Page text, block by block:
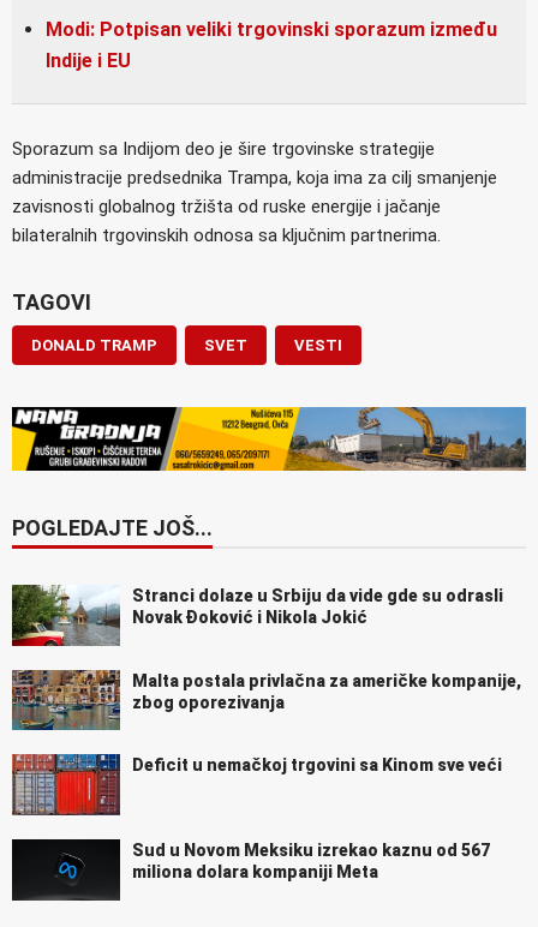
Modi: Potpisan veliki trgovinski sporazum između
Indije i EU
Sporazum sa Indijom deo je šire trgovinske strategije
administracije predsednika Trampa, koja ima za cilj smanjenje
zavisnosti globalnog tržišta od ruske energije i jačanje
bilateralnih trgovinskih odnosa sa ključnim partnerima.
TAGOVI
DONALD TRAMP SVET VESTI
POGLEDAJTE JOŠ...
Stranci dolaze u Srbiju da vide gde su odrasli
Novak Đoković i Nikola Jokić
Malta postala privlačna za američke kompanije,
zbog oporezivanja
Deficit u nemačkoj trgovini sa Kinom sve veći
Sud u Novom Meksiku izrekao kaznu od 567
miliona dolara kompaniji Meta